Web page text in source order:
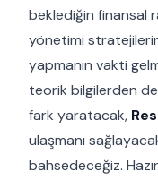
beklediğin finansal
yönetimi
yapmanın vakti
teorik bilgilerden
fark yaratacak,
ulaşmanı
bahsedeceğiz.